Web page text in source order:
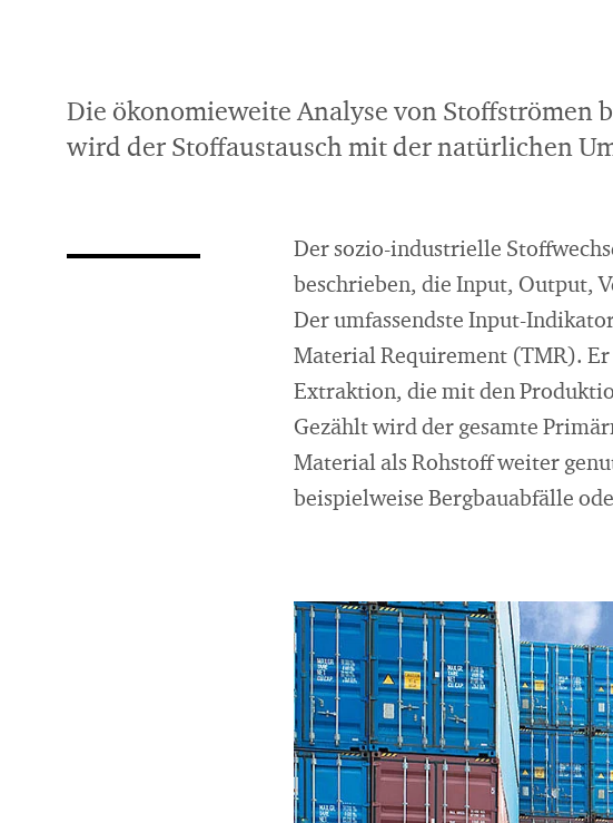
Die ökonomieweite Analyse von Stoffströmen
wird der Stoffaustausch mit der natürlichen
Der sozio-industrielle
beschrieben, die Input, Output,
Der umfassendste Input-
Material Requirement (TMR). Er
Extraktion, die mit den
Gezählt wird der gesamte
Material als Rohstoff weiter
beispielweise Bergbauabfälle